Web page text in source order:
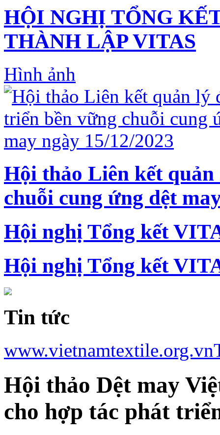
HỘI NGHỊ TỔNG
THÀNH LẬP VITAS
Hình ảnh
Hội thảo Liên kết
chuỗi cung ứng dệt
Hội nghị Tổng kết
Hội nghị Tổng kết
Tin tức
www.vietnamtextile.org.vn
Hội thảo Dệt may
cho hợp tác phát